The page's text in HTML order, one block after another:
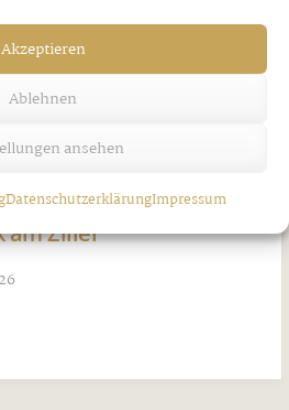
Akzeptieren
Ablehnen
ansehen
DatenschutzerklärungImpressum
am Ziller